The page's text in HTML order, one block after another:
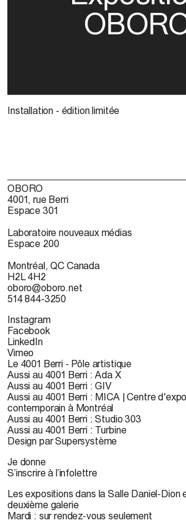
Installation - édition limitée
OBORO
4001, rue Berri
Espace 301
Laboratoire nouveaux médias
Espace 200
Montréal, QC Canada
H2L 4H2
oboro@oboro.net
514 844-3250
Instagram
Facebook
LinkedIn
Vimeo
Le 4001 Berri - Pôle artistique
Aussi au 4001 Berri : Ada X
Aussi au 4001 Berri : GIV
Aussi au 4001 Berri : MICA | Centre
contemporain à Montréal
Aussi au 4001 Berri : Studio 303
Aussi au 4001 Berri : Turbine
Design par Supersystème
Je donne
S’inscrire à l’infolettre
Les expositions dans la Salle Daniel-Dion
deuxième galerie
Mardi : sur rendez-vous seulement